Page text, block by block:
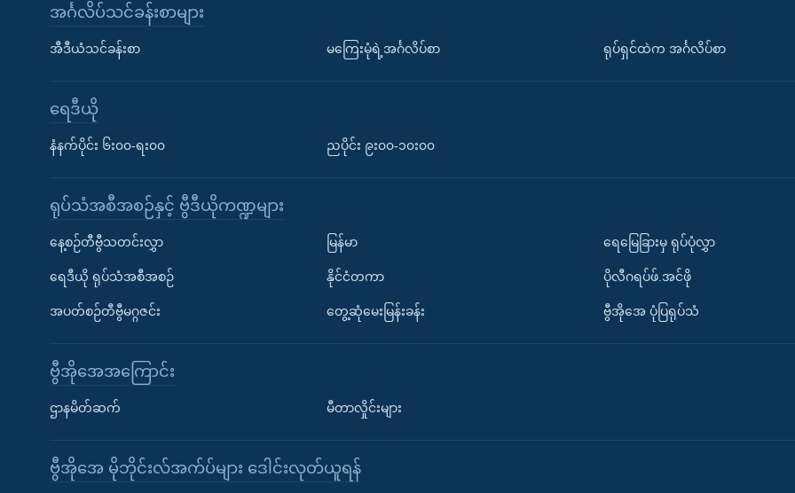
Learning English
အင်္ဂလိပ်သင်ခန်းစာများ
အီဒီယံသင်ခန်းစာ မကြေးမုံရဲ့အင်္ဂလိပ်စာ ရုပ်ရှင်ထဲက အင်္ဂလိပ်စာ
ရေဒီယို
နံနက်ပိုင်း ၆း၀၀-ရး၀၀ ညပိုင်း ၉း၀၀-၁၀း၀၀
ရုပ်သံအစီအစဉ်နှင့် ဗွီဒီယိုကဏ္ဍများ
နေ့စဉ်တီဗွီသတင်းလွှာ
ရေဒီယို ရုပ်သံအစီအစဉ်
အပတ်စဉ်တီဗွီမဂ္ဂဇင်း
မြန်မာ
နိုင်ငံတကာ
တွေ့ဆုံမေးမြန်းခန်း
ရေမြေခြားမှ ရုပ်ပုံလွှာ
ပိုလီဂရပ်ဖ်.အင်ဖို
ဗွီအိုအေ ပုံပြရုပ်သံ
ဗွီအိုအေအကြောင်း
ဌာနမိတ်ဆက် မီတာလှိုင်းများ
ဗွီအိုအေ မိုဘိုင်းလ်အက်ပ်များ ဒေါင်းလုတ်ယူရန်